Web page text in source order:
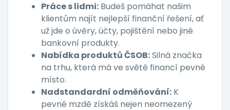
Práce s lidmi: Budeš pomáhat našim
klientům najít nejlepší finanční řešení, ať
už jde o úvěry, účty, pojištění nebo jiné
bankovní produkty.
Nabídka produktů ČSOB:Silná značka
na trhu, která má ve světě financí pevné
místo.
Nadstandardní odměňování: K
pevné mzdě získáš nejen neomezený